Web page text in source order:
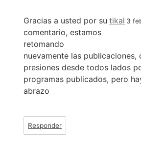
tikal 3
Gracias a usted por su
comentario, estamos
retomando
nuevamente las publicaciones,
presiones desde todos lados
programas publicados, pero
abrazo
Responder